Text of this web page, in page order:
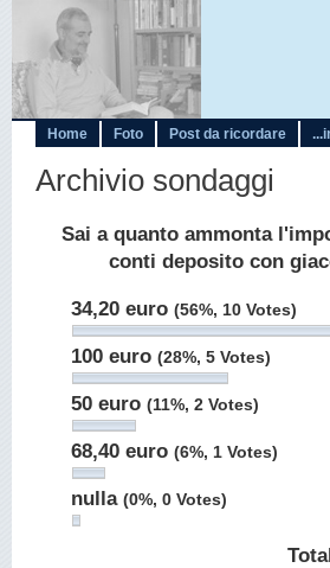
Home Foto Post da ricordare
Archivio sondaggi
Sai a quanto ammonta
conti deposito con
34,20 euro (56%, 10 Votes)
100 euro (28%, 5 Votes)
50 euro (11%, 2 Votes)
68,40 euro (6%, 1 Votes)
nulla (0%, 0 Votes)